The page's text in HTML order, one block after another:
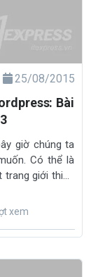
25/08/2015
Bài
giờ chúng ta
Có thể là
giới thiệu
xem